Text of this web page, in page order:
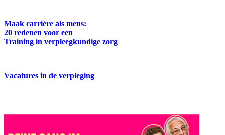
Maak carrière als mens:
20 redenen voor een
Training in verpleegkundige zorg
Vacatures in de verpleging